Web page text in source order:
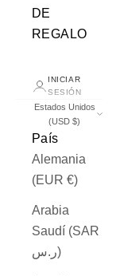
DE
REGALO
INICIAR
SESIÓN
Estados Unidos
(USD $)
País
Alemania
(EUR €)
Arabia
Saudí (SAR
ر.س)